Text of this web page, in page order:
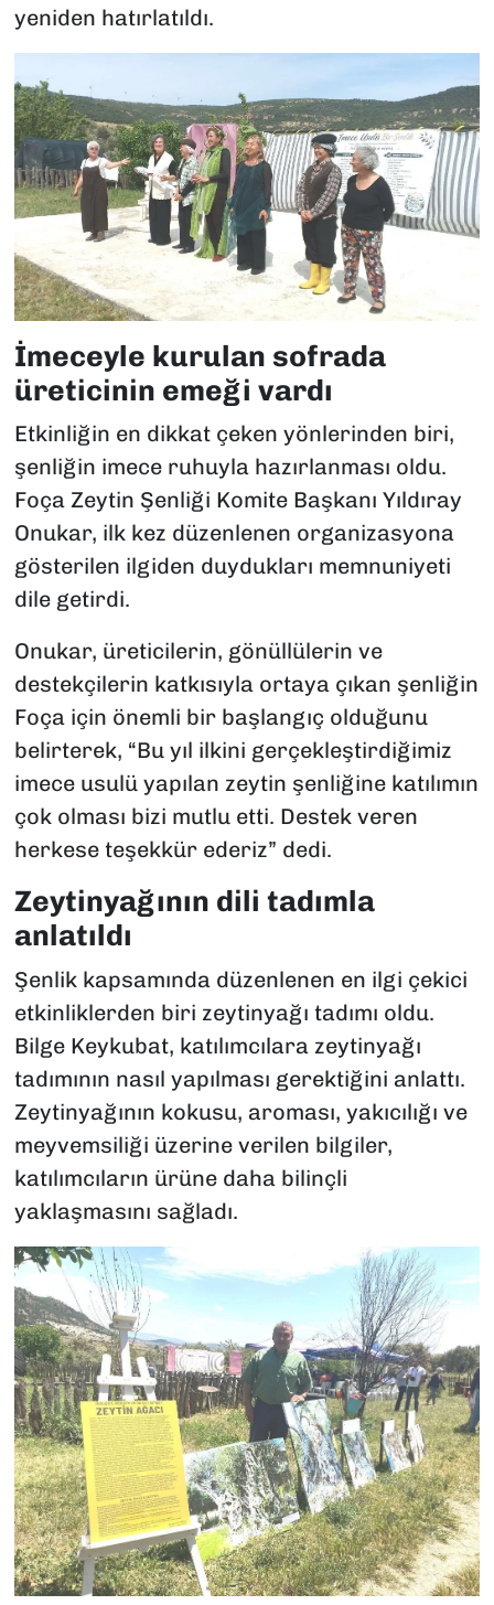
yeniden hatırlatıldı.
İmeceyle kurulan sofrada
üreticinin emeği vardı
Etkinliğin en dikkat çeken yönlerinden biri,
şenliğin imece ruhuyla hazırlanması oldu.
Foça Zeytin Şenliği Komite Başkanı Yıldıray
Onukar, ilk kez düzenlenen organizasyona
gösterilen ilgiden duydukları memnuniyeti
dile getirdi.
Onukar, üreticilerin, gönüllülerin ve
destekçilerin katkısıyla ortaya çıkan şenliğin
Foça için önemli bir başlangıç olduğunu
belirterek, “Bu yıl ilkini gerçekleştirdiğimiz
imece usulü yapılan zeytin şenliğine katılımın
çok olması bizi mutlu etti. Destek veren
herkese teşekkür ederiz” dedi.
Zeytinyağının dili tadımla
anlatıldı
Şenlik kapsamında düzenlenen en ilgi çekici
etkinliklerden biri zeytinyağı tadımı oldu.
Bilge Keykubat, katılımcılara zeytinyağı
tadımının nasıl yapılması gerektiğini anlattı.
Zeytinyağının kokusu, aroması, yakıcılığı ve
meyvemsiliği üzerine verilen bilgiler,
katılımcıların ürüne daha bilinçli
yaklaşmasını sağladı.